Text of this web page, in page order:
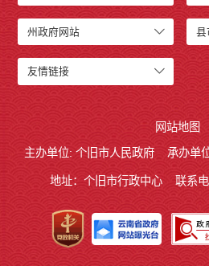
州政府网站 县
友情链接
网站地图
主办单位: 个旧市人民政府
承办单
地址：个旧市行政中心 联系